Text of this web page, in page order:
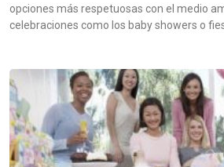
opciones más respetuosas con el medio
celebraciones como los baby showers o